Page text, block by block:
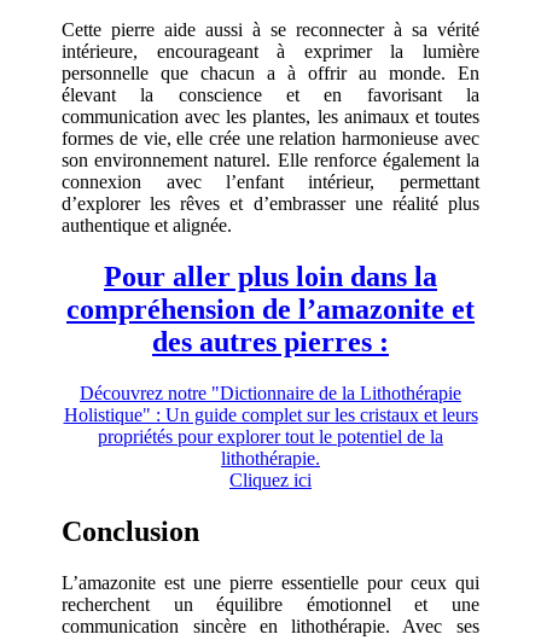
Cette pierre aide aussi à se reconnecter à sa vérité
intérieure, encourageant à exprimer la lumière
personnelle que chacun a à offrir au monde. En
élevant la conscience et en favorisant la
communication avec les plantes, les animaux et toutes
formes de vie, elle crée une relation harmonieuse avec
son environnement naturel. Elle renforce également la
connexion avec l’enfant intérieur, permettant
d’explorer les rêves et d’embrasser une réalité plus
authentique et alignée.
Pour aller plus loin dans la
compréhension de l’amazonite et
des autres pierres :
Découvrez notre "Dictionnaire de la Lithothérapie
Holistique" : Un guide complet sur les cristaux et leurs
propriétés pour explorer tout le potentiel de la
lithothérapie.
Cliquez ici
Conclusion
L’amazonite est une pierre essentielle pour ceux qui
recherchent un équilibre émotionnel et une
communication sincère en lithothérapie. Avec ses